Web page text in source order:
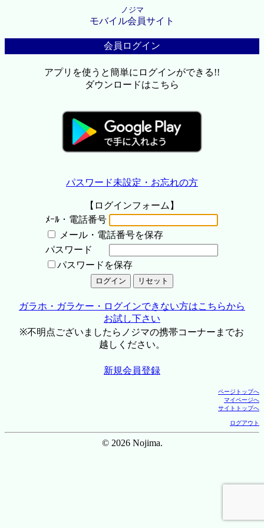
ノジマ
モバイル会員サイト
会員ログイン
アプリを使うと簡単にログインができる!!
ダウンロードはこちら
パスワード未設定・お忘れの方
【ログインフォーム】
ﾒｰﾙ・電話番号
メール・電話番号を保存
パスワード
パスワードを保存
ガラホ・ガラケー・ログインできない方はこちらから
お試し下さい
※不明点ございましたらノジマの携帯コーナーまでお
越しください。
新規会員登録
ページトップへ
マイページへ
サイトトップへ
ログアウト
© 2026 Nojima.